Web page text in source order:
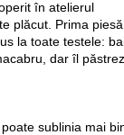
în atelierul
plăcut. Prima piesă
la toate testele:
dar îl
sublinia mai